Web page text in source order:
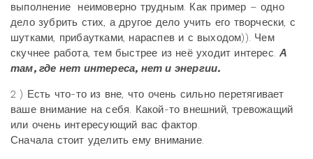
выполнение неимоверно трудным. Как пример – одно
дело зубрить стих, а другое дело учить его творчески, с
шутками, прибаутками, нараспев и с выходом)). Чем
скучнее работа, тем быстрее из неё уходит интерес.А
там, где нет интереса, нет и энергии.
2 ) Есть что-то из вне, что очень сильно перетягивает
ваше внимание на себя. Какой-то внешний, тревожащий
или очень интересующий вас фактор.
Сначала стоит уделить ему внимание.